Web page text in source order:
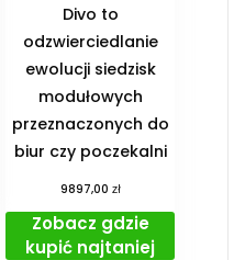
Divo to
odzwierciedlanie
ewolucji siedzisk
modułowych
przeznaczonych do
biur czy poczekalni
9897,00 zł
Zobacz gdzie
kupić najtaniej